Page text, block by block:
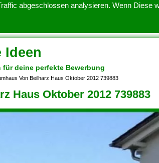
abgeschlossen analysieren. Wenn Diese
Ideen
NUTZUNGSBEDINGUNGEN
deine perfekte Bewerbung
Von Beilharz Haus Oktober 2012 739883
Haus Oktober 2012 739883